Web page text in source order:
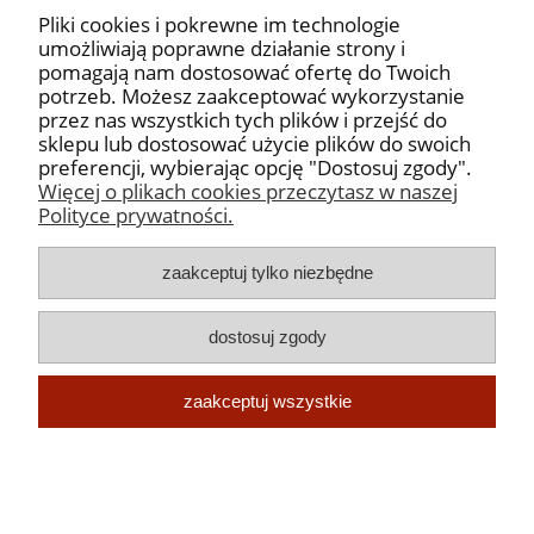
Porada:
Papryczki są suszone powoli nad dymem z
dębowego drewna popularne w kuchni
hiszpańskiej. To znakomity sposób na uzyskanie
smaku wędzenia bez ostrości.
Moje konto
Płatności, dostawa i zwroty
Informacje
Pliki cookies i pokrewne im technologie
umożliwiają poprawne działanie strony i
pomagają nam dostosować ofertę do Twoich
potrzeb. Możesz zaakceptować wykorzystanie
przez nas wszystkich tych plików i przejść do
sklepu lub dostosować użycie plików do swoich
preferencji, wybierając opcję "Dostosuj zgody".
Więcej o plikach cookies przeczytasz w naszej
Polityce prywatności.
zaakceptuj tylko niezbędne
dostosuj zgody
zaakceptuj wszystkie